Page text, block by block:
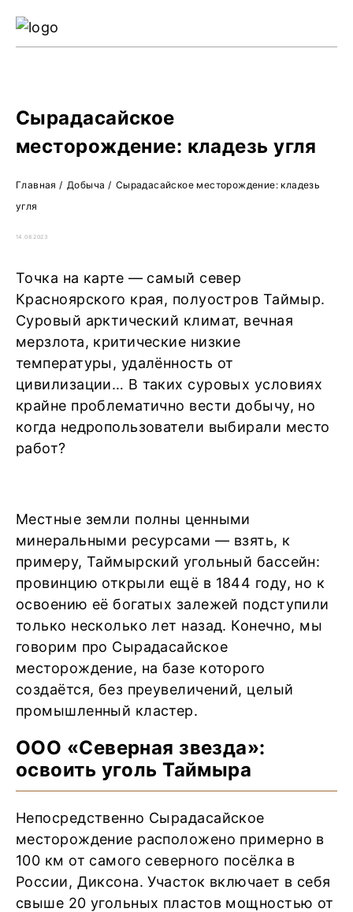
Сырадасайское
месторождение: кладезь угля
Главная / Добыча / Сырадасайское месторождение: кладезь
угля
14.08.2023
Точка на карте — самый север
Красноярского края, полуостров Таймыр.
Суровый арктический климат, вечная
мерзлота, критические низкие
температуры, удалённость от
цивилизации… В таких суровых условиях
крайне проблематично вести добычу, но
когда недропользователи выбирали место
работ?
Местные земли полны ценными
минеральными ресурсами — взять, к
примеру, Таймырский угольный бассейн:
провинцию открыли ещё в 1844 году, но к
освоению её богатых залежей подступили
только несколько лет назад. Конечно, мы
говорим про Сырадасайское
месторождение, на базе которого
создаётся, без преувеличений, целый
промышленный кластер.
ООО «Северная звезда»:
освоить уголь Таймыра
Непосредственно Сырадасайское
месторождение расположено примерно в
100 км от самого северного посёлка в
России, Диксона. Участок включает в себя
свыше 20 угольных пластов мощностью от